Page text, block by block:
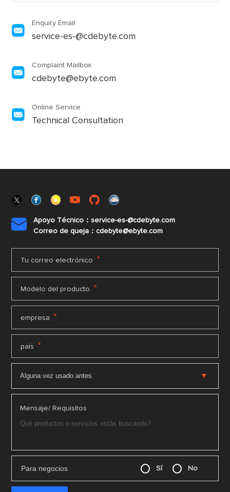
Enquiry Email
service-es-@cdebyte.com
Complaint Mailbox
cdebyte@ebyte.com
Online Service
Technical Consultation

Apoyo Técnico：service-es-@cdebyte.com
Correo de queja：cdebyte@ebyte.com
Tu correo electrónico *
Modelo del producto *
empresa *
país *
Mensaje/ Requisitos
Para negocios Sí No